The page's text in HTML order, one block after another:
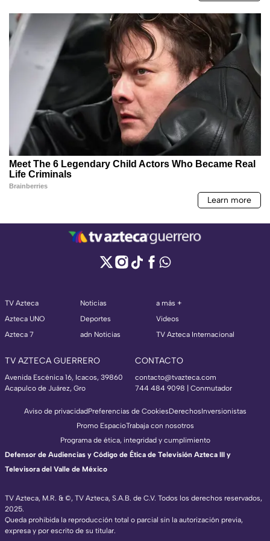
TV Azteca
Azteca UNO
Azteca 7
Noticias
Deportes
adn Noticias
a más +
Videos
TV Azteca Internacional
TV AZTECA GUERRERO
Avenida Escénica 16, Icacos, 39860
Acapulco de Juárez, Gro
CONTACTO
contacto@tvazteca.com
744 484 9098 | Conmutador
TV Azteca, M.R. & ©, TV Azteca, S.A.B. de C.V. Todos los derechos reservados,
2025.
Queda prohibida la reproducción total o parcial sin la autorización previa,
expresa y por escrito de su titular.
Aviso de privacidadPreferencias de CookiesDerechosInversionistas
Promo EspacioTrabaja con nosotros
Programa de ética, integridad y cumplimiento
Defensor de Audiencias y Código de Ética de Televisión Azteca III y
Televisora del Valle de México